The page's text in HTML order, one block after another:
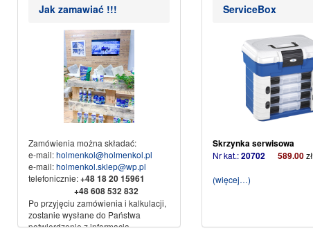
Jak zamawiać !!!
Zamówienia można składać:
e-mail:holmenkol@holmenkol.pl
e-mail:holmenkol.sklep@wp.pl
telefonicznie:+4818 20 15961
+48 608 532 832
Po przyjęciu zamówienia i kalkulacji,
zostanie wysłane do Państwa
potwierdzenie z informacją.
ServiceBox
Skrzynka serwisowa
Nr kat.:20702 589.00zł
(więcej…)